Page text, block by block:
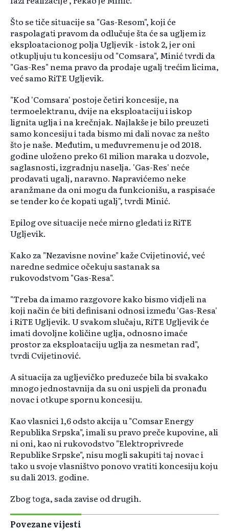
Što se tiče situacije sa "Gas-Resom", koji će
raspolagati pravom da odlučuje šta će sa ugljem iz
eksploatacionog polja Ugljevik - istok 2, jer oni
otkupljuju tu koncesiju od "Comsara", Minić tvrdi da
"Gas-Res" nema pravo da prodaje ugalj trećim licima,
već samo RiTE Ugljevik.
"Kod 'Comsara' postoje četiri koncesije, na
termoelektranu, dvije na eksploataciju i iskop
lignita uglja i na krečnjak. Najlakše je bilo preuzeti
samo koncesiju i tada bismo mi dali novac za nešto
što je naše. Međutim, u međuvremenu je od 2018.
godine uloženo preko 61 milion maraka u dozvole,
saglasnosti, izgradnju naselja. 'Gas-Res' neće
prodavati ugalj, naravno. Napravićemo neke
aranžmane da oni mogu da funkcionišu, a raspisaće
se tender ko će kopati ugalj", tvrdi Minić.
Epilog ove situacije neće mirno gledati iz RiTE
Ugljevik.
Kako za "Nezavisne novine" kaže Cvijetinović, već
naredne sedmice očekuju sastanak sa
rukovodstvom "Gas-Resa".
"Treba da imamo razgovore kako bismo vidjeli na
koji način će biti definisani odnosi između 'Gas-Resa'
i RiTE Ugljevik. U svakom slučaju, RiTE Ugljevik će
imati dovoljne količine uglja, odnosno imaće
prostor za eksploataciju uglja za nesmetan rad",
tvrdi Cvijetinović.
A situacija za ugljevičko preduzeće bila bi svakako
mnogo jednostavnija da su oni uspjeli da pronađu
novac i otkupe spornu koncesiju.
Kao vlasnici 1,6 odsto akcija u "Comsar Energy
Republika Srpska", imali su pravo preče kupovine, ali
ni oni, kao ni rukovodstvo "Elektroprivrede
Republike Srpske", nisu mogli sakupiti taj novac i
tako u svoje vlasništvo ponovo vratiti koncesiju koju
su dali 2013. godine.
Zbog toga, sada zavise od drugih.
Povezane vijesti